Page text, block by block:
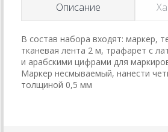
Описание
В состав набора входят: маркер,
тканевая лента 2 м, трафарет с
и арабскими цифрами для
Маркер несмываемый, нанести
толщиной 0,5 мм